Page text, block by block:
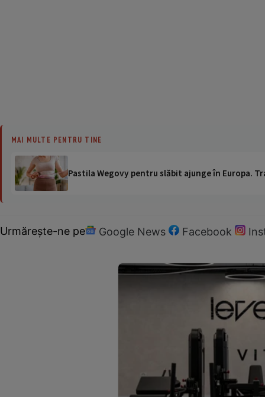
MAI MULTE PENTRU TINE
Pastila Wegovy pentru slăbit ajunge în Europa.
Urmărește-ne pe Google News Facebook